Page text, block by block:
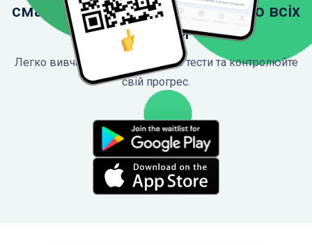
смартфон, щоб мати доступ до всіх
функцій
Легко вивчайте ПДР, проходьте тести та контролюйте
свій прогрес.